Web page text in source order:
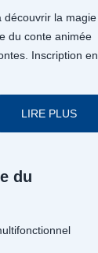
découvrir la magie
du conte animée
Inscription en
LIRE PLUS
du